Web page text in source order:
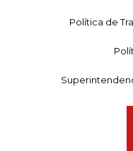
Política de